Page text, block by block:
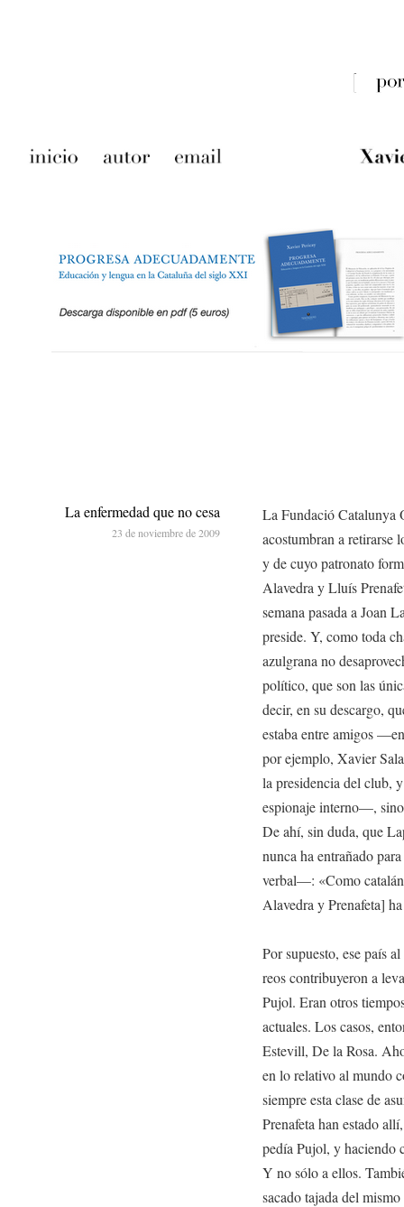
La Fundació Catalunya
acostumbran a retirarse
y de cuyo patronato
Alavedra y Lluís
semana pasada a Joan
preside. Y, como toda
azulgrana no
político, que son las
decir, en su descargo,
estaba entre amigos
por ejemplo, Xavier
la presidencia del club,
espionaje interno—,
De ahí, sin duda, que
nunca ha entrañado
verbal—: «Como
Alavedra y Prenafeta]
Por supuesto, ese país
reos contribuyeron a
Pujol. Eran otros
actuales. Los casos,
Estevill, De la Rosa.
en lo relativo al mundo
siempre esta clase de
Prenafeta han estado
pedía Pujol, y haciendo
Y no sólo a ellos.
sacado tajada del
La enfermedad que no cesa
23 de noviembre de 2009